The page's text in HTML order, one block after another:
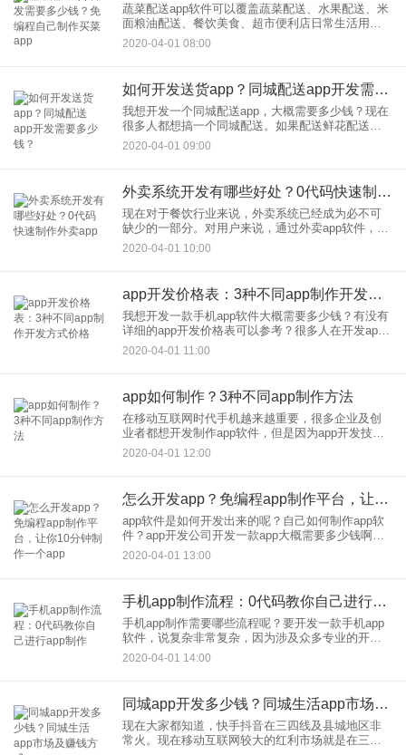
蔬菜配送app软件可以覆盖蔬菜配送、水果配送、米
面粮油配送、餐饮美食、超市便利店日常生活用品
等等领域。让用户通过手机app就能快速选购商品，
在线下单之后，由配送员直接送货上门。对消费者
2020-04-01 08:00
如何开发送货app？同城配送app开发需要多少钱？
我想开发一个同城配送app，大概需要多少钱？现在
很多人都想搞一个同城配送。如果配送鲜花配送医
药配送等等，通过配送软件为本地人提供上门送货
的服务。在移动互联网越来越便利的今天，同城配
2020-04-01 09:00
外卖系统开发有哪些好处？0代码快速制作外卖app
现在对于餐饮行业来说，外卖系统已经成为必不可
缺少的一部分。对用户来说，通过外卖app软件，可
以快速查看周边的商家美食，不用跑腿，不用排队
等待，通过手机app软件提前下单之后坐等送货送货
2020-04-01 10:00
app开发价格表：3种不同app制作开发方式价格
我想开发一款手机app软件大概需要多少钱？有没有
详细的app开发价格表可以参考？很多人在开发app
的时候，第1个问题就是想搞清楚必须开发到底要投
入多少钱，但是市场上的app开发价格要比较模糊，
2020-04-01 11:00
app如何制作？3种不同app制作方法
在移动互联网时代手机越来越重要，很多企业及创
业者都想开发制作app软件，但是因为app开发技术
门槛比较高，很多人对app如何制作并不了解，app
如何制作呢？现在app制作可以分为3种不同的模
2020-04-01 12:00
怎么开发app？免编程app制作平台，让你10分钟制作一个app
app软件是如何开发出来的呢？自己如何制作app软
件？app开发公司开发一款app大概需要多少钱啊？
如何从零把一个创意变为app产品上线？如果按照传
统的编程开发模式要开发制作app，需要大量专业的
2020-04-01 13:00
手机app制作流程：0代码教你自己进行app制作
手机app制作需要哪些流程呢？要开发一款手机app
软件，说复杂非常复杂，因为涉及众多专业的开发
领域，涉及的专业开发人才包括安卓开发师、苹果
iOS开发师、前端开发师、后台开发师、测试工程
2020-04-01 14:00
同城app开发多少钱？同城生活app市场及赚钱方式
现在大家都知道，快手抖音在三四线及县城地区非
常火。现在移动互联网较大的红利市场就是在三四